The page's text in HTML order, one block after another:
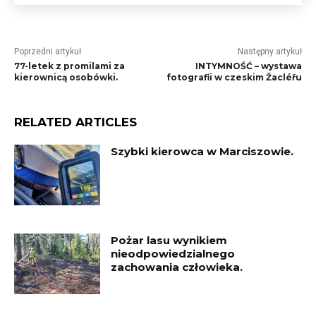
Poprzedni artykuł
77-letek z promilami za
kierownicą osobówki.
Następny artykuł
INTYMNOŚĆ – wystawa
fotografii w czeskim Žacléřu
RELATED ARTICLES
Szybki kierowca w Marciszowie.
Pożar lasu wynikiem
nieodpowiedzialnego
zachowania człowieka.